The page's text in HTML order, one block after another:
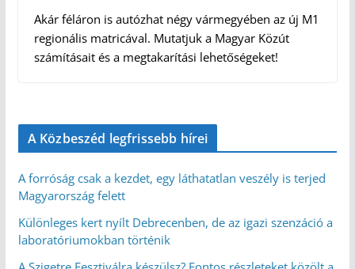
Akár féláron is autózhat négy vármegyében az új M1
regionális matricával. Mutatjuk a Magyar Közút
számításait és a megtakarítási lehetőségeket!
A Közbeszéd legfrissebb hírei
A forróság csak a kezdet, egy láthatatlan veszély is terjed
Magyarország felett
Különleges kert nyílt Debrecenben, de az igazi szenzáció a
laboratóriumokban történik